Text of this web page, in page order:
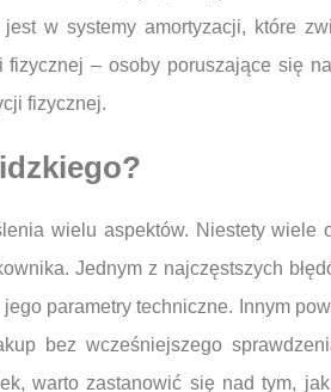
w systemy amortyzacji, które
– osoby poruszające się
fizycznej.
wielu aspektów. Niestety wiele
Jednym z najczęstszych
parametry techniczne. Innym
bez wcześniejszego
warto zastanowić się nad tym,